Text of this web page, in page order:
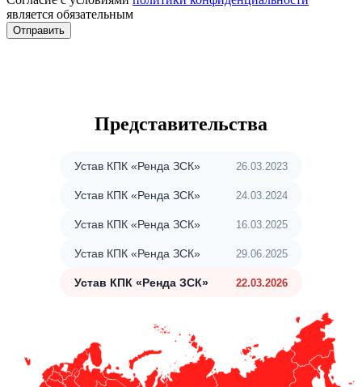
является обязательным
Отправить
Представительства
Устав КПК «Ренда ЗСК» 26.03.2023
Устав КПК «Ренда ЗСК» 24.03.2024
Устав КПК «Ренда ЗСК» 16.03.2025
Устав КПК «Ренда ЗСК» 29.06.2025
Устав КПК «Ренда ЗСК» 22.03.2026